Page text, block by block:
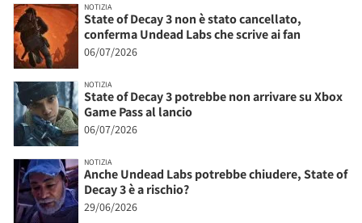
NOTIZIA
State of Decay 3 non è stato cancellato,
conferma Undead Labs che scrive ai fan
06/07/2026
NOTIZIA
State of Decay 3 potrebbe non arrivare su Xbox
Game Pass al lancio
06/07/2026
NOTIZIA
Anche Undead Labs potrebbe chiudere, State of
Decay 3 è a rischio?
29/06/2026